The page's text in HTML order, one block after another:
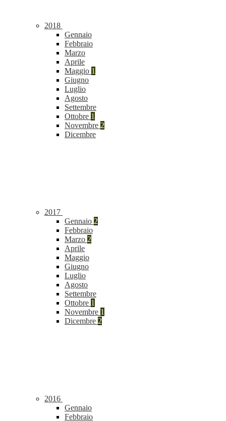
2018
Gennaio
Febbraio
Marzo
Aprile
Maggio 1
Giugno
Luglio
Agosto
Settembre
Ottobre 1
Novembre 2
Dicembre
2017
Gennaio 2
Febbraio
Marzo 2
Aprile
Maggio
Giugno
Luglio
Agosto
Settembre
Ottobre 1
Novembre 1
Dicembre 2
2016
Gennaio
Febbraio